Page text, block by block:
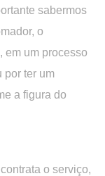
sabermos
o
em um processo
por ter um
a figura do
o serviço,